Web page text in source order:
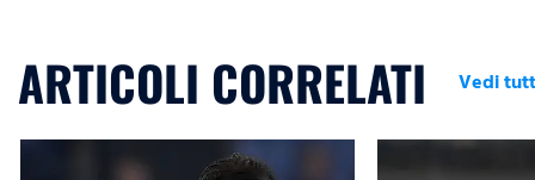
ARTICOLI CORRELATI Vedi